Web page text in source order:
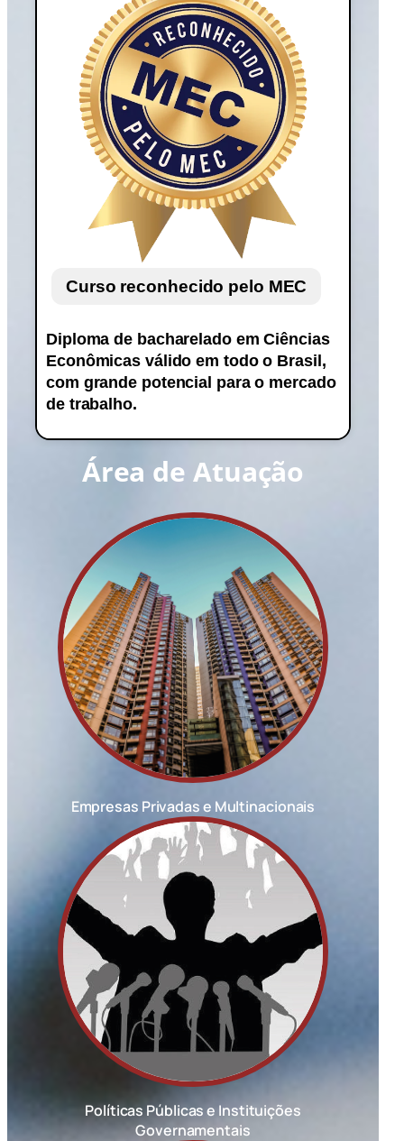
Curso reconhecido pelo MEC
Diploma de bacharelado em Ciências
Econômicas válido em todo o Brasil,
com grande potencial para o mercado
de trabalho.
Área de Atuação
Empresas Privadas e Multinacionais
Políticas Públicas e Instituições
Governamentais